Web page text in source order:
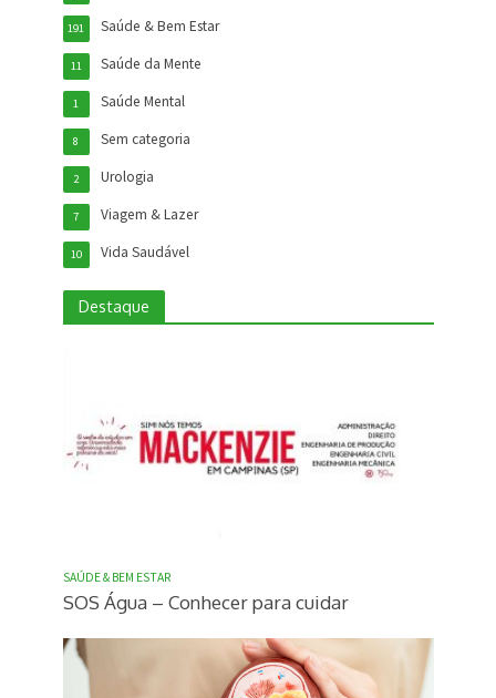
Saúde & Bem Estar
191
Saúde da Mente
11
Saúde Mental
1
Sem categoria
8
Urologia
2
Viagem & Lazer
7
Vida Saudável
10
Destaque
SAÚDE & BEM ESTAR
SOS Água – Conhecer para cuidar